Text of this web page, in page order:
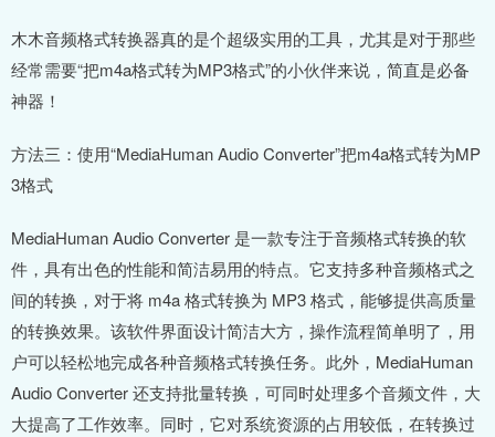
木木音频格式转换器真的是个超级实用的工具，尤其是对于那些
经常需要“把m4a格式转为MP3格式”的小伙伴来说，简直是必备
神器！
方法三：使用“MediaHuman Audio Converter”把m4a格式转为MP
3格式
MediaHuman Audio Converter 是一款专注于音频格式转换的软
件，具有出色的性能和简洁易用的特点。它支持多种音频格式之
间的转换，对于将 m4a 格式转换为 MP3 格式，能够提供高质量
的转换效果。该软件界面设计简洁大方，操作流程简单明了，用
户可以轻松地完成各种音频格式转换任务。此外，MediaHuman
Audio Converter 还支持批量转换，可同时处理多个音频文件，大
大提高了工作效率。同时，它对系统资源的占用较低，在转换过